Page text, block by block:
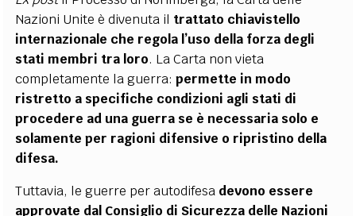
Nazioni Unite è divenuta il trattato chiavistello
internazionale che regola l’uso della forza degli
stati membri tra loro. La Carta non vieta
completamente la guerra:permette in modo
ristretto a specifiche condizioni agli stati di
procedere ad una guerra se è necessaria solo e
solamente per ragioni difensive o ripristino della
difesa.
Tuttavia, le guerre per autodifesa devono essere
approvate dal Consiglio di Sicurezza delle Nazioni